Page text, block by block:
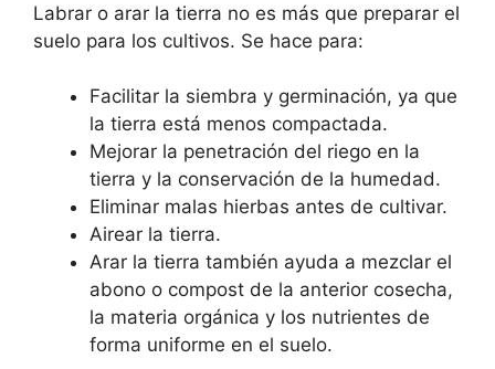
Labrar o arar la tierra no es más que preparar el
suelo para los cultivos. Se hace para:
Facilitar la siembra y germinación, ya que
la tierra está menos compactada.
Mejorar la penetración del riego en la
tierra y la conservación de la humedad.
Eliminar malas hierbas antes de cultivar.
Airear la tierra.
Arar la tierra también ayuda a mezclar el
abono o compost de la anterior cosecha,
la materia orgánica y los nutrientes de
forma uniforme en el suelo.